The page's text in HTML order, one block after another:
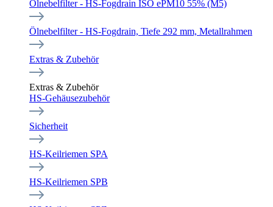
Ölnebelfilter - HS-Fogdrain ISO ePM10 55% (M5)
Ölnebelfilter - HS-Fogdrain, Tiefe 292 mm, Metallrahmen
Extras & Zubehör
Extras & Zubehör
HS-Gehäusezubehör
Sicherheit
HS-Keilriemen SPA
HS-Keilriemen SPB